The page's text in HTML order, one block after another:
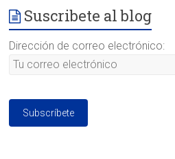
Suscribete al blog
Dirección de correo electrónico: